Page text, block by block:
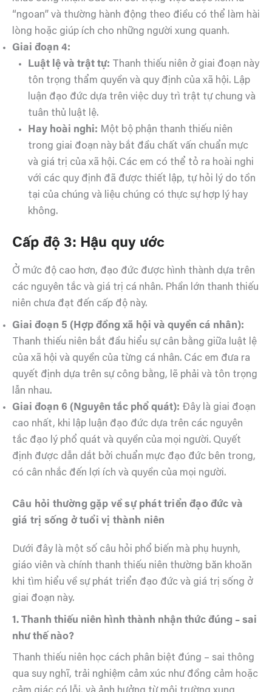
“ngoan” và thường hành động theo điều có thể làm hài
lòng hoặc giúp ích cho những người xung quanh.
Giai đoạn 4:
Luật lệ và trật tự: Thanh thiếu niên ở giai đoạn này
tôn trọng thẩm quyền và quy định của xã hội. Lập
luận đạo đức dựa trên việc duy trì trật tự chung và
tuân thủ luật lệ.
Hay hoài nghi: Một bộ phận thanh thiếu niên
trong giai đoạn này bắt đầu chất vấn chuẩn mực
và giá trị của xã hội. Các em có thể tỏ ra hoài nghi
với các quy định đã được thiết lập, tự hỏi lý do tồn
tại của chúng và liệu chúng có thực sự hợp lý hay
không.
Cấp độ 3: Hậu quy ước
Ở mức độ cao hơn, đạo đức được hình thành dựa trên
các nguyên tắc và giá trị cá nhân. Phần lớn thanh thiếu
niên chưa đạt đến cấp độ này.
Giai đoạn 5 (Hợp đồng xã hội và quyền cá nhân):
Thanh thiếu niên bắt đầu hiểu sự cân bằng giữa luật lệ
của xã hội và quyền của từng cá nhân. Các em đưa ra
quyết định dựa trên sự công bằng, lẽ phải và tôn trọng
lẫn nhau.
Giai đoạn 6 (Nguyên tắc phổ quát): Đây là giai đoạn
cao nhất, khi lập luận đạo đức dựa trên các nguyên
tắc đạo lý phổ quát và quyền của mọi người. Quyết
định được dẫn dắt bởi chuẩn mực đạo đức bên trong,
có cân nhắc đến lợi ích và quyền của mọi người.
Câu hỏi thường gặp về sự phát triển đạo đức và
giá trị sống ở tuổi vị thành niên
Dưới đây là một số câu hỏi phổ biến mà phụ huynh,
giáo viên và chính thanh thiếu niên thường băn khoăn
khi tìm hiểu về sự phát triển đạo đức và giá trị sống ở
giai đoạn này.
1. Thanh thiếu niên hình thành nhận thức đúng – sai
như thế nào?
Thanh thiếu niên học cách phân biệt đúng – sai thông
qua suy nghĩ, trải nghiệm cảm xúc như đồng cảm hoặc